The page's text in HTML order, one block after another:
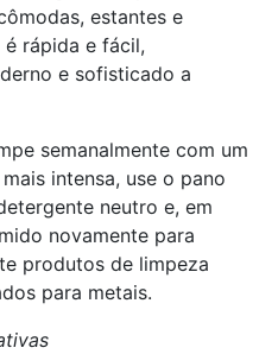
estantes e
rápida e fácil,
e sofisticado a
semanalmente com um
intensa, use o pano
neutro e, em
novamente para
produtos de limpeza
para metais.